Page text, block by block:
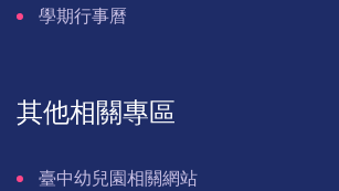
學期行事曆
其他相關專區
臺中幼兒園相關網站